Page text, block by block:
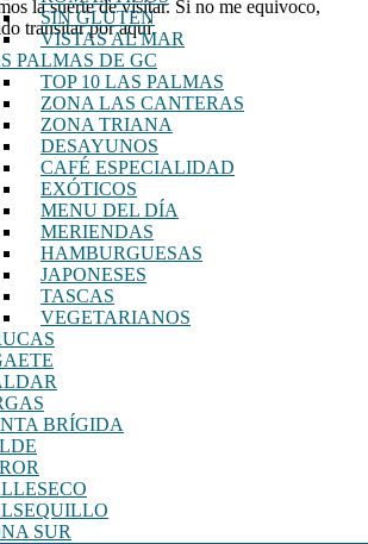
SIN GLUTEN
VISTAS AL MAR
PALMAS DE GC
TOP 10 LAS PALMAS
ZONA LAS CANTERAS
ZONA TRIANA
DESAYUNOS
CAFÉ ESPECIALIDAD
EXÓTICOS
MENU DEL DÍA
MERIENDAS
HAMBURGUESAS
JAPONESES
TASCAS
VEGETARIANOS
BRÍGIDA
SUR
la suerte de visitar. Si no me equivoco,
transitar por aquí.